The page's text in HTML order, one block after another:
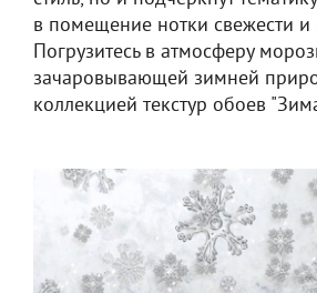
в помещение нотки свежести
Погрузитесь в атмосферу
зачаровывающей зимней
коллекцией текстур обоев